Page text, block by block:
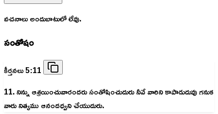
వచనాలు అందుబాటులో లేవు.
సంతోషం
కీర్తనలు 5:11
11. నిన్ను ఆశ్రయించువారందరు సంతోషించుదురు నీవే వారిని కాపాడుదువు గనుక
వారు నిత్యము ఆనందధ్వని చేయుదురు.